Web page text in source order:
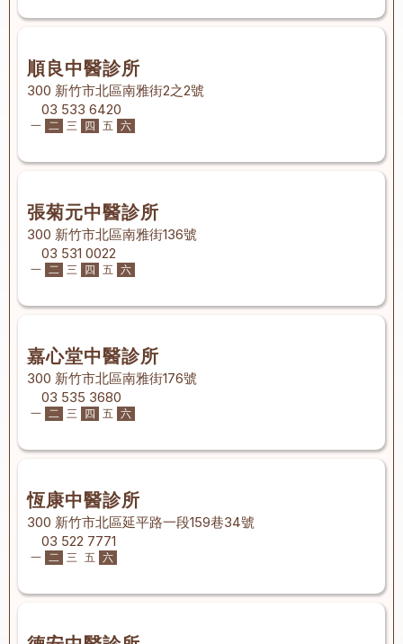
順良中醫診所
300 新竹市北區南雅街2之2號
03 533 6420
一 二 三 四 五 六
張菊元中醫診所
300 新竹市北區南雅街136號
03 531 0022
一 二 三 四 五 六
嘉心堂中醫診所
300 新竹市北區南雅街176號
03 535 3680
一 二 三 四 五 六
恆康中醫診所
300 新竹市北區延平路一段159巷34號
03 522 7771
一 二 三 五 六